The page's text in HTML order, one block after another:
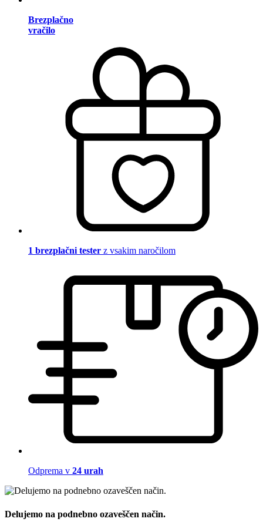
Brezplačno
vračilo
1 brezplačni tester z vsakim naročilom
Odprema v 24 urah
Delujemo na podnebno ozaveščen način.